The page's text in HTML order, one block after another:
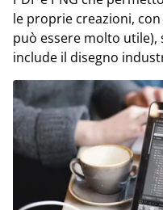
le proprie creazioni,
può essere molto
include il disegno